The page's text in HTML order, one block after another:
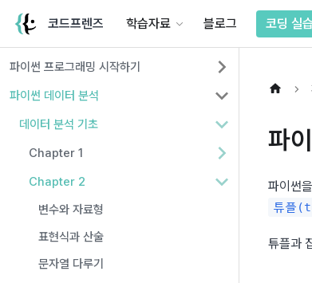
코드프렌즈 학습자료 블로그 코딩 실습
파이썬 프로그래밍 시작하기
파이썬 데이터 분석
데이터 분석 기초
Chapter 1
Chapter 2
변수와 자료형
표현식과 산술
문자열 다루기
파
튜플
튜플과